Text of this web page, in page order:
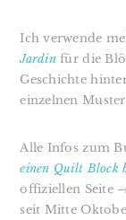
Ich verwende
Jardinfür die
Geschichte
einzelnen
Alle Infos zum
einen Quilt Block
offiziellen Seite
seit Mitte